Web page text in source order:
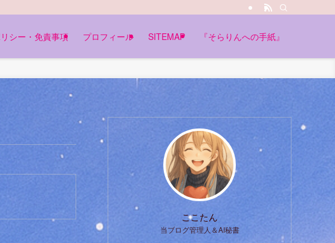
シー・免責事項 プロフィール SITEMAP 『そらりんへの手紙』
ここたん
当ブログ管理人＆AI秘書